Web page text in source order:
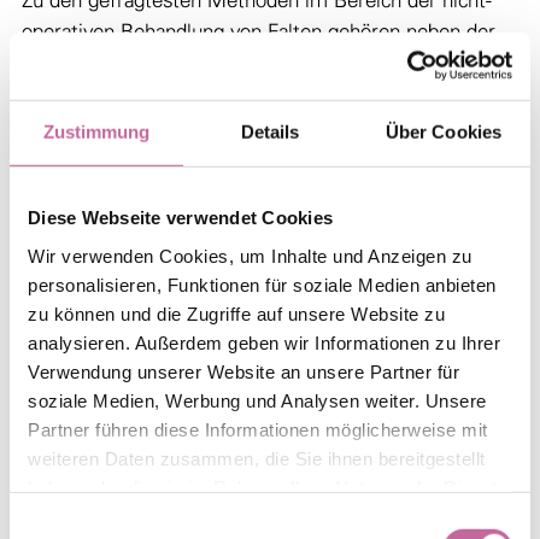
Zustimmung Details Über Cookies
Diese Webseite verwendet Cookies
Wir verwenden Cookies, um Inhalte und Anzeigen zu
personalisieren, Funktionen für soziale Medien anbieten
zu können und die Zugriffe auf unsere Website zu
analysieren. Außerdem geben wir Informationen zu Ihrer
Verwendung unserer Website an unsere Partner für
soziale Medien, Werbung und Analysen weiter. Unsere
Partner führen diese Informationen möglicherweise mit
weiteren Daten zusammen, die Sie ihnen bereitgestellt
operativen Behandlung von Falten gehören neben der
Behandlung mit Hyaluronsäure ebenfalls Kollagen
sowie Botulinumtoxin.
Hyaluronsäure
erfolgt die Herstellung der Säure im Labor. Die
synthetisch produzierte Hyaluronsäure kann allerdings
nahezu ebenso viel Wasser binden, wie ihr natürliches
Pendant. Sie wird vor allem zur Glättung statischer
Falten verwendet.
Kollagenwird aus biotechnologisch aufbereiteten
Rinderhäuten gewonnen und zur Reduzierung tiefer
Furchen sowie zur Glättung von Gesichtsfältchen